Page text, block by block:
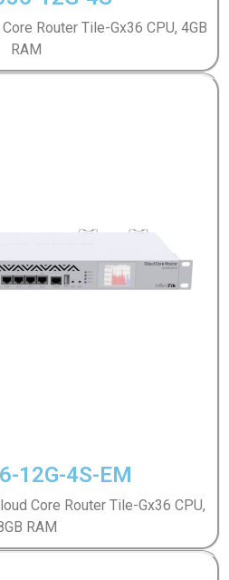
Router Tile-Gx36 CPU, 4GB
RAM
12G-4S-EM
Core Router Tile-Gx36 CPU,
RAM